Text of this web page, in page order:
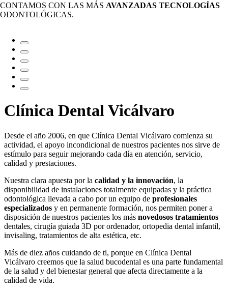
CONTAMOS CON LAS MÁS AVANZADAS TECNOLOGÍAS
ODONTOLÓGICAS.
Clínica Dental Vicálvaro
Desde el año 2006, en que Clínica Dental Vicálvaro comienza su
actividad, el apoyo incondicional de nuestros pacientes nos sirve de
estímulo para seguir mejorando cada día en atención, servicio,
calidad y prestaciones.
Nuestra clara apuesta por la calidad y la innovación, la
disponibilidad de instalaciones totalmente equipadas y la práctica
odontológica llevada a cabo por un equipo de profesionales
especializados y en permanente formación, nos permiten poner a
disposición de nuestros pacientes los más novedosos tratamientos
dentales, cirugía guiada 3D por ordenador, ortopedia dental infantil,
invisaling, tratamientos de alta estética, etc.
Más de diez años cuidando de ti, porque en Clínica Dental
Vicálvaro creemos que la salud bucodental es una parte fundamental
de la salud y del bienestar general que afecta directamente a la
calidad de vida.